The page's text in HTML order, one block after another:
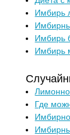
Имбирь
Имбирь
Имбирь
Где